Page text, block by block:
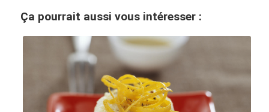
Ça pourrait aussi vous intéresser :